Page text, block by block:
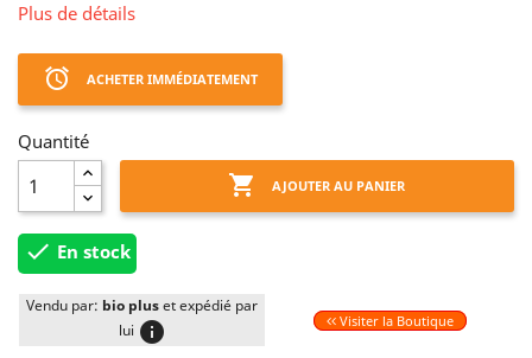
Plus de détails
access_alarm ACHETER IMMÉDIATEMENT
Quantité
 AJOUTER AU PANIER
 En stock
Vendu par: bio pluset expédié par
lui info Visiter la Boutique